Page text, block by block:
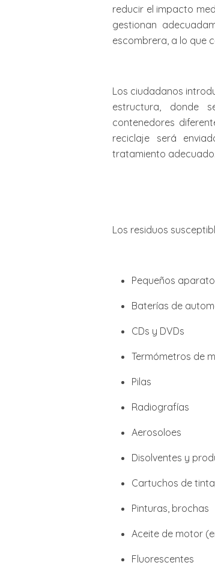
reducir el impacto
gestionan
escombrera, a lo que
Los ciudadanos
estructura, donde
contenedores
reciclaje será
tratamiento adecuado.
Los residuos
Pequeños
Baterías de
CDs y DVDs
Termómetros de
Pilas
Radiografías
Aerosoloes
Disolventes y
Cartuchos de
Pinturas, brochas
Aceite de motor
Fluorescentes